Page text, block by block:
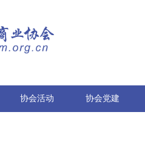
协会活动 协会党建